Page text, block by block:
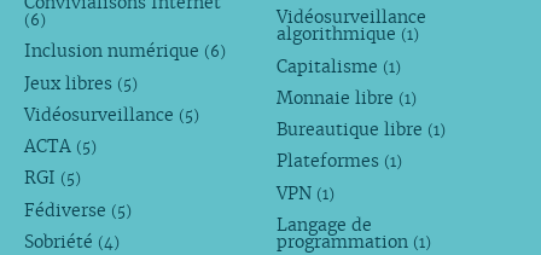
(6)
Inclusion numérique (6)
Jeux libres (5)
Vidéosurveillance (5)
ACTA (5)
RGI (5)
Fédiverse (5)
Sobriété (4)
Vidéosurveillance
algorithmique (1)
Capitalisme (1)
Monnaie libre (1)
Bureautique libre (1)
Plateformes (1)
VPN (1)
Langage de
programmation (1)